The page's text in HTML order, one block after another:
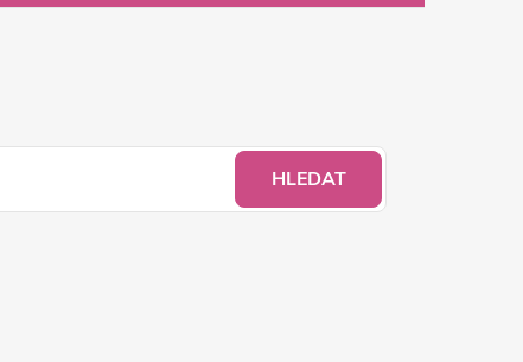
HLEDAT